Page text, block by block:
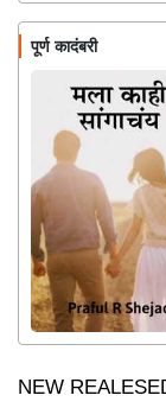
पूर्ण कादंबरी
NEW